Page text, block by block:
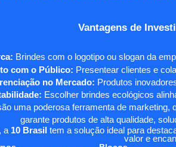
Vantagens de
Brindes com o logotipo ou slogan da
com o Público: Presentear clientes e
no Mercado: Produtos
Escolher brindes ecológicos
uma poderosa ferramenta de marketing,
garante produtos de alta qualidade,
a 10 Brasil tem a solução ideal para
valor e